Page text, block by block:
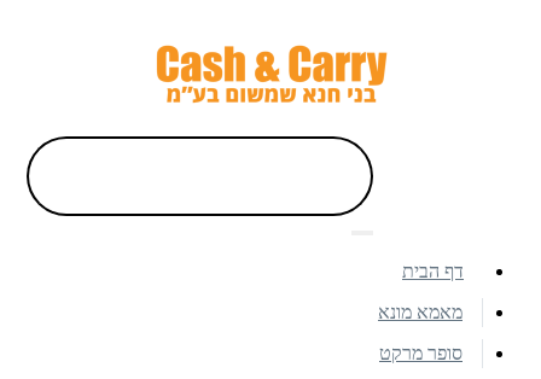
דף הבית
מאמא מונא
סופר מרקט